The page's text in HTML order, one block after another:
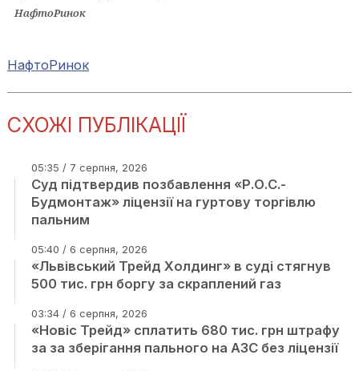
НафтоРинок
НафтоРинок
СХОЖІ ПУБЛІКАЦІЇ
05:35 / 7 серпня, 2026
Суд підтвердив позбавлення «Р.О.С.-
Будмонтаж» ліцензії на гуртову торгівлю
пальним
05:40 / 6 серпня, 2026
«Львівський Трейд Холдинг» в суді стягнув
500 тис. грн боргу за скраплений газ
03:34 / 6 серпня, 2026
«Новіс Трейд» сплатить 680 тис. грн штрафу
за за зберігання пального на АЗС без ліцензії